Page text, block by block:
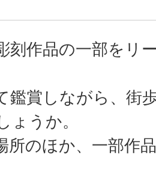
刻作品の一部をリ
鑑賞しながら、街
ょうか。
所のほか、一部作